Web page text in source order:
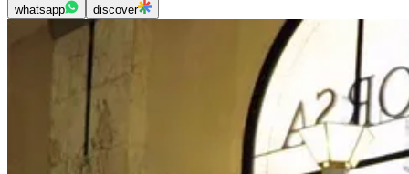
whatsapp discover